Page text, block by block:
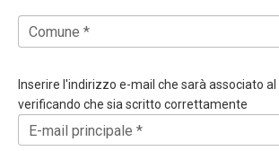
Comune *
Inserire l'indirizzo e-mail che sarà associato
verificando che sia scritto correttamente
E-mail principale *